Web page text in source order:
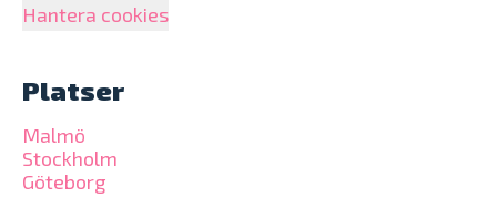
Hantera cookies
Platser
Malmö
Stockholm
Göteborg